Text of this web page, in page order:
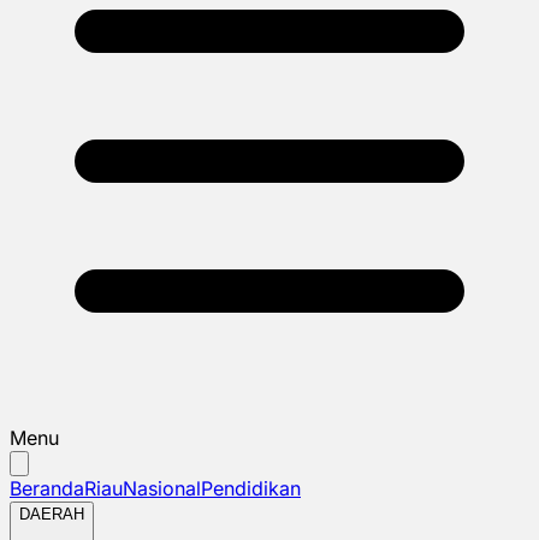
Menu
BerandaRiauNasionalPendidikan
DAERAH